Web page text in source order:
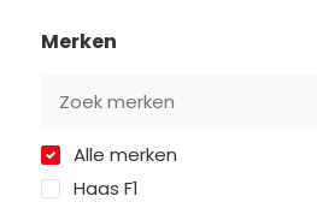
Merken
Alle merken
Haas F1